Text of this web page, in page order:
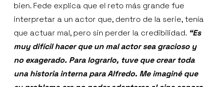
bien. Fede explica que el reto más grande fue
interpretar a un actor que, dentro de la serie, tenía
que actuar mal, pero sin perder la credibilidad. “Es
muy difícil hacer que un mal actor sea gracioso y
no exagerado. Para lograrlo, tuve que crear toda
una historia interna para Alfredo. Me imaginé que